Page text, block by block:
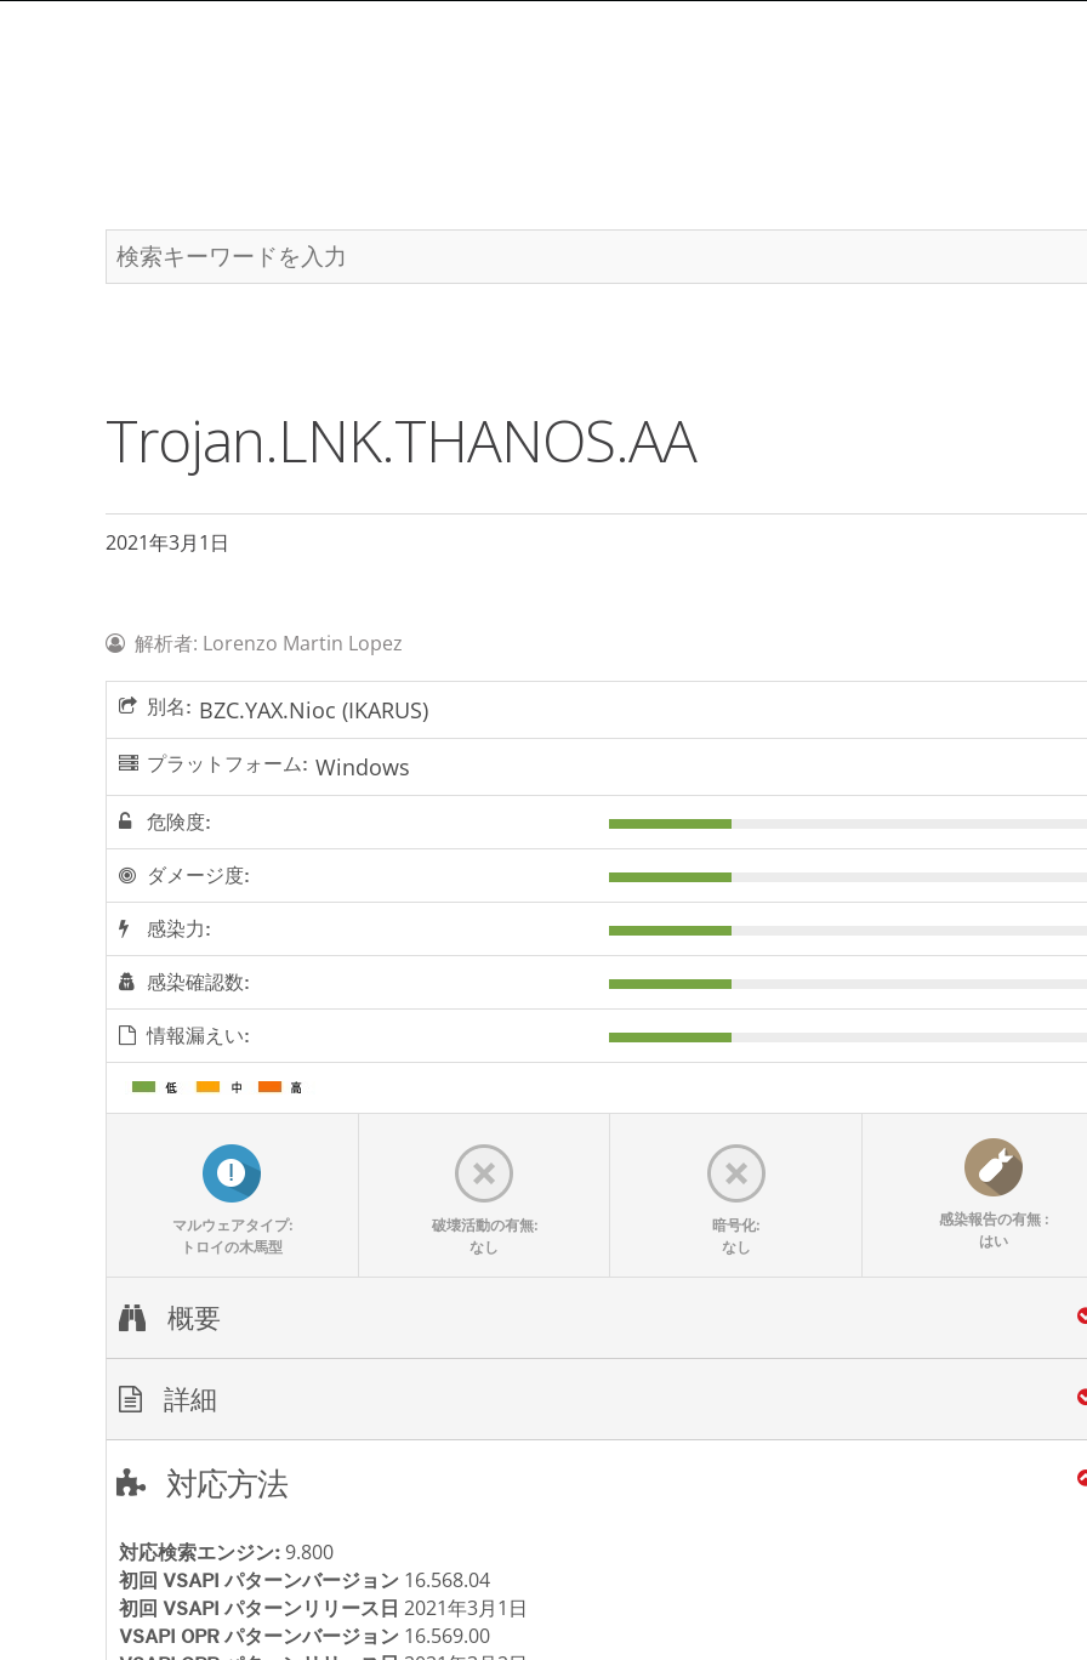
Trojan.LNK.THANOS.AA
2021年3月1日
解析者: Lorenzo Martin Lopez
別名: BZC.YAX.Nioc (IKARUS)
プラットフォーム: Windows
危険度:
ダメージ度:
感染力:
感染確認数:
情報漏えい:
マルウェアタイプ:
トロイの木馬型
破壊活動の有無:
なし
暗号化:
なし
感染報告の有無 :
はい
概要
詳細
対応方法
対応検索エンジン: 9.800
初回 VSAPI パターンバージョン 16.568.04
初回 VSAPI パターンリリース日 2021年3月1日
VSAPI OPR パターンバージョン 16.569.00